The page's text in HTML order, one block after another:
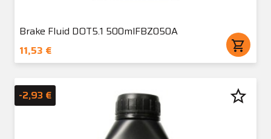
Brake Fluid DOT5.1 500mlFBZ050A
11,53 €
shopping_cart
-2,93 € star_border